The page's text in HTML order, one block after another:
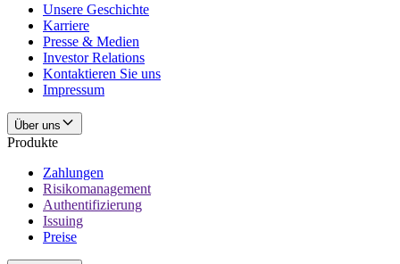
Unsere Geschichte
Karriere
Presse & Medien
Investor Relations
Kontaktieren Sie uns
Impressum
Über uns
Produkte
Zahlungen
Risikomanagement
Authentifizierung
Issuing
Preise